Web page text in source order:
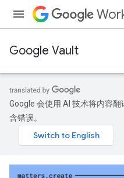
Google Vault
Google 会使用 AI 技术将内容
含错误。